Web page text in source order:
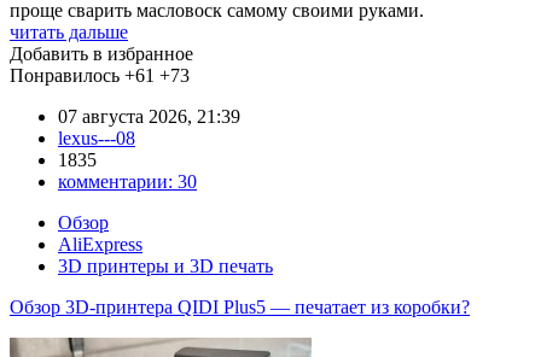
проще сварить масловоск самому своими руками.
читать дальше
Добавить в избранное
Понравилось +61 +73
07 августа 2026, 21:39
lexus---08
1835
комментарии: 30
Обзор
AliExpress
3D принтеры и 3D печать
Обзор 3D-принтера QIDI Plus5 — печатает из коробки?